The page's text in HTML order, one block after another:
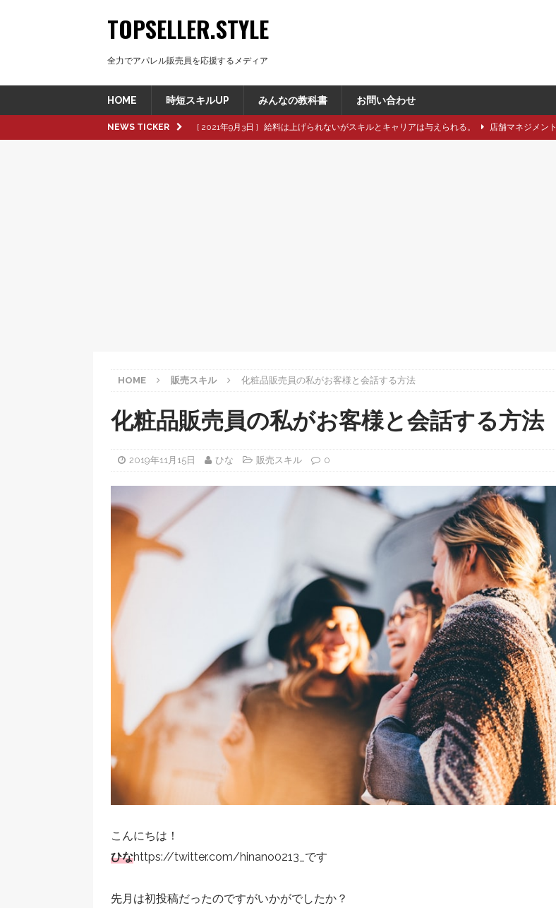
TOPSELLER.STYLE
全力でアパレル販売員を応援するメディア
HOME 時短スキルUP みんなの教科書 お問い合わせ
NEWS TICKER [ 2021年9月3日 ] 給料は上げられないがスキルとキャリアは与えられる。 店舗マネジメント
HOME 販売スキル 化粧品販売員の私がお客様と会話する方法
化粧品販売員の私がお客様と会話する方法
2019年11月15日 ひな 販売スキル 0
こんにちは！
ひなhttps://twitter.com/hinano0213_です
先月は初投稿だったのですがいかがでしたか？